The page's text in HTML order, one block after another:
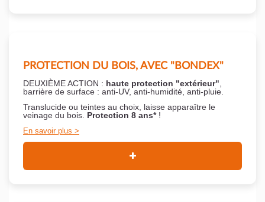
PROTECTION DU BOIS, AVEC "BONDEX"
DEUXIÈME ACTION : haute protection "extérieur"
barrière de surface : anti-UV, anti-humidité, anti-pluie.
Translucide ou teintes au choix, laisse apparaître le
veinage du bois. Protection 8 ans*!
En savoir plus